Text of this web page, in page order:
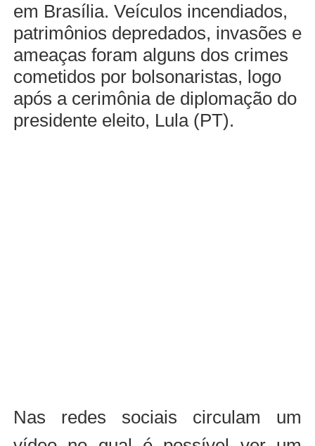
em Brasília. Veículos incendiados,
patrimônios depredados, invasões e
ameaças foram alguns dos crimes
cometidos por bolsonaristas, logo
após a cerimônia de diplomação do
presidente eleito, Lula (PT).
Nas redes sociais circulam um